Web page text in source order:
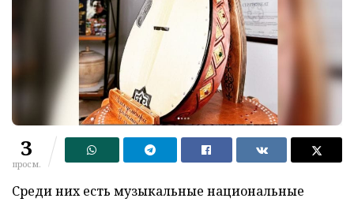
3
просм.
Среди них есть музыкальные национальные